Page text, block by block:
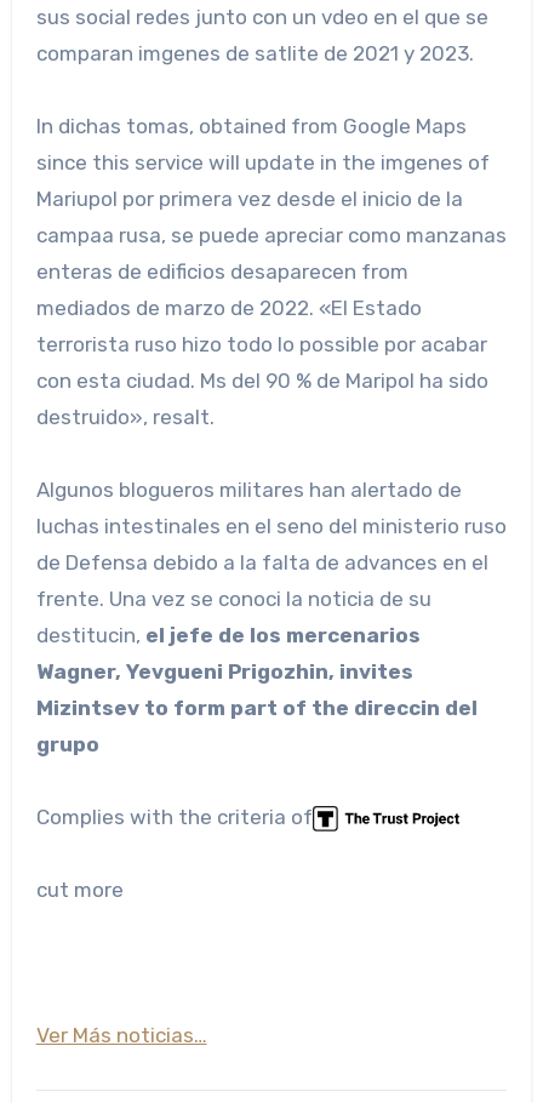
sus social redes junto con un vdeo en el que se
comparan imgenes de satlite de 2021 y 2023.
In dichas tomas, obtained from Google Maps
since this service will update in the imgenes of
Mariupol por primera vez desde el inicio de la
campaa rusa, se puede apreciar como manzanas
enteras de edificios desaparecen from
mediados de marzo de 2022. «El Estado
terrorista ruso hizo todo lo possible por acabar
con esta ciudad. Ms del 90 % de Maripol ha sido
destruido», resalt.
Algunos blogueros militares han alertado de
luchas intestinales en el seno del ministerio ruso
de Defensa debido a la falta de advances en el
frente. Una vez se conoci la noticia de su
destitucin, el jefe de los mercenarios
Wagner, Yevgueni Prigozhin, invites
Mizintsev to form part of the direccin del
grupo
Complies with the criteria of
cut more
Ver Más noticias…